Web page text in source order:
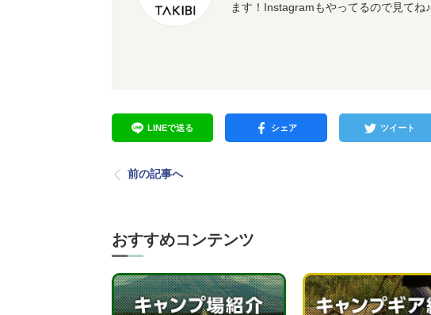
ます！Instagramもやってるので見てね♪
LINEで送る シェア ツイート
前の記事へ
おすすめコンテンツ